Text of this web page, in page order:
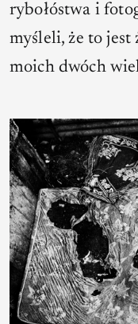
rybołóstwa i
myśleli, że to jest
moich dwóch